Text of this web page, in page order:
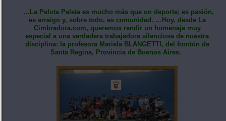
…La Pelota Paleta es mucho más que un deporte; es pasión,
es arraigo y, sobre todo, es comunidad. …Hoy, desde La
Cimbradora.com, queremos rendir un homenaje muy
especial a una verdadera trabajadora silenciosa de nuestra
disciplina: la profesora Mariela BLANGETTI, del frontón de
Santa Regina, Provincia de Buenos Aires.